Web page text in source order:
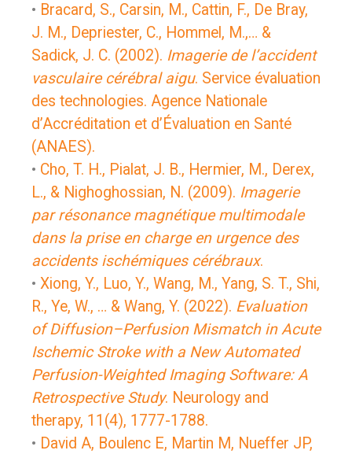
• Bracard, S., Carsin, M., Cattin, F., De Bray,
J. M., Depriester, C., Hommel, M.,… &
Sadick, J. C. (2002). Imagerie de l’accident
vasculaire cérébral aigu. Service évaluation
des technologies. Agence Nationale
d’Accréditation et d’Évaluation en Santé
(ANAES).
• Cho, T. H., Pialat, J. B., Hermier, M., Derex,
L., & Nighoghossian, N. (2009). Imagerie
par résonance magnétique multimodale
dans la prise en charge en urgence des
accidents ischémiques cérébraux.
• Xiong, Y., Luo, Y., Wang, M., Yang, S. T., Shi,
R., Ye, W., … & Wang, Y. (2022). Evaluation
of Diffusion–Perfusion Mismatch in Acute
Ischemic Stroke with a New Automated
Perfusion-Weighted Imaging Software: A
Retrospective Study. Neurology and
therapy, 11(4), 1777-1788.
• David A, Boulenc E, Martin M, Nueffer JP,